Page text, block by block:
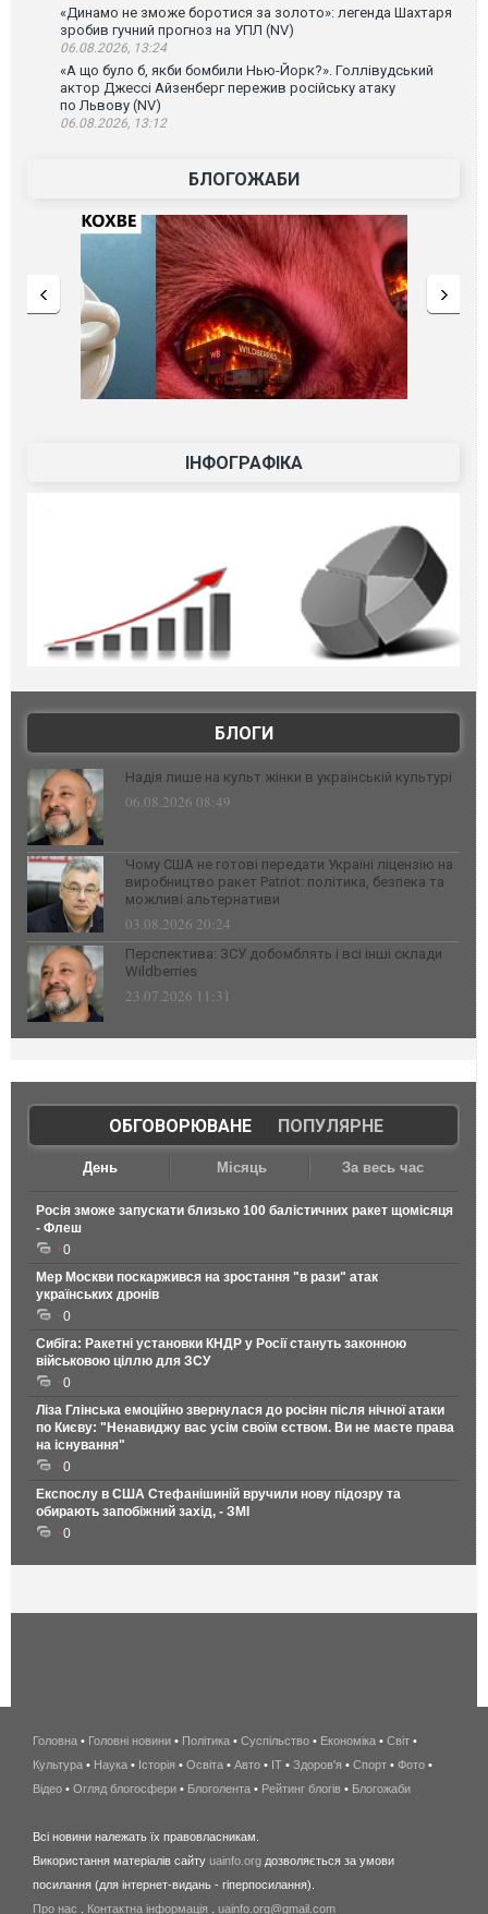
«Динамо не зможе боротися за золото»: легенда Шахтаря
зробив гучний прогноз на УПЛ (NV)
06.08.2026, 13:24
«А що було б, якби бомбили Нью-Йорк?». Голлівудський
актор Джессі Айзенберг пережив російську атаку
по Львову (NV)
06.08.2026, 13:12
БЛОГОЖАБИ
ІНФОГРАФІКА
БЛОГИ
Надія лише на культ жінки в українській культурі
06.08.2026 08:49
Чому США не готові передати Україні ліцензію на
виробництво ракет Patriot: політика, безпека та
можливі альтернативи
03.08.2026 20:24
Перспектива: ЗСУ добомблять і всі інші склади
Wildberries
23.07.2026 11:31
ОБГОВОРЮВАНЕ| ПОПУЛЯРНЕ
День Місяць За весь час
Росія зможе запускати близько 100 балістичних ракет щомісяця
- Флеш
0
Мер Москви поскаржився на зростання "в рази" атак
українських дронів
0
Сибіга: Ракетні установки КНДР у Росії стануть законною
військовою ціллю для ЗСУ
0
Ліза Глінська емоційно звернулася до росіян після нічної атаки
по Києву: "Ненавиджу вас усім своїм єством. Ви не маєте права
на існування"
0
Експослу в США Стефанішиній вручили нову підозру та
обирають запобіжний захід, - ЗМІ
0
беспроводной
интернет
киев
wimax
в
Головна • Головні новини • Політика • Суспільство • Економіка • Світ •
Культура • Наука • Історія • Освіта • Авто • IT • Здоров'я • Спорт • Фото •
Відео • Огляд блогосфери • Блоголента • Рейтинг блогів • Блогожаби
Всі новини належать їх правовласникам.
Використання матеріалів сайту uainfo.org дозволяється за умови
посилання (для інтернет-видань - гіперпосилання).
Про нас
Контактна інформація uainfo.org@gmail.com